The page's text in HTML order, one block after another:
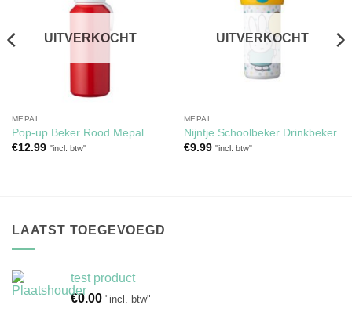
UITVERKOCHT
MEPAL
Pop-up Beker Rood Mepal
€12.99 "incl. btw"
UITVERKOCHT
MEPAL
Nijntje Schoolbeker Drinkbeker
€9.99 "incl. btw"
LAATST TOEGEVOEGD
test product
€0.00 "incl. btw"